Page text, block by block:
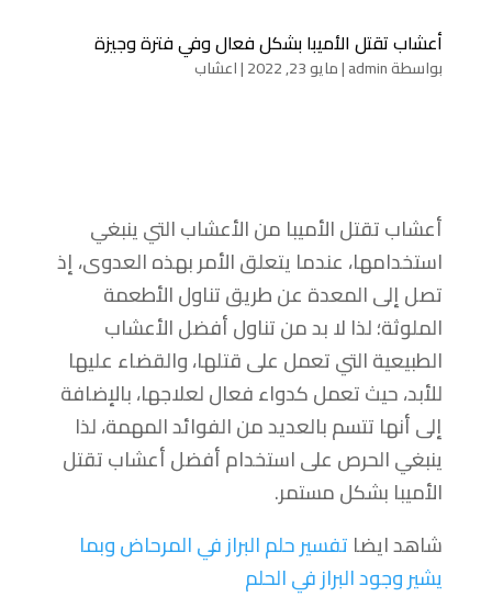
أعشاب تقتل الأميبا بشكل فعال وفي فترة وجيزة
بواسطةadmin
|مايو 23, 2022 |اعشاب
أعشاب تقتل الأميبا من الأعشاب التي ينبغي
استخدامها، عندما يتعلق الأمر بهذه العدوى، إذ
تصل إلى المعدة عن طريق تناول الأطعمة
الملوثة؛ لذا لا بد من تناول أفضل الأعشاب
الطبيعية التي تعمل على قتلها، والقضاء عليها
للأبد، حيث تعمل كدواء فعال لعلاجها، بالإضافة
إلى أنها تتسم بالعديد من الفوائد المهمة، لذا
ينبغي الحرص على استخدام أفضل أعشاب تقتل
الأميبا بشكل مستمر.
شاهد ايضا تفسير حلم البراز في المرحاض وبما
يشير وجود البراز في الحلم